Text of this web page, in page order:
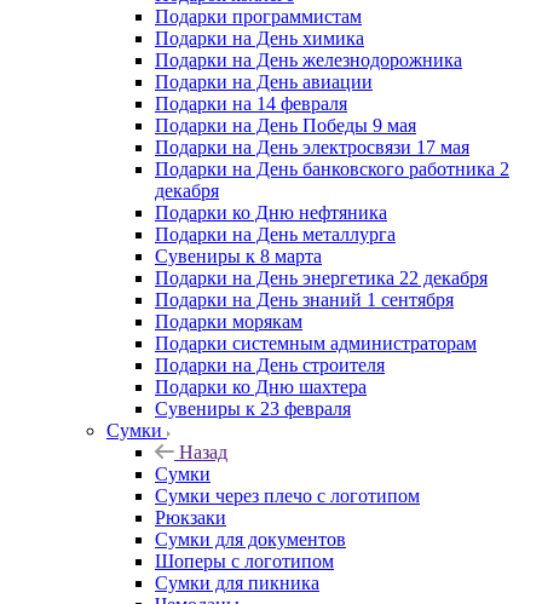
Подарки программистам
Подарки на День химика
Подарки на День железнодорожника
Подарки на День авиации
Подарки на 14 февраля
Подарки на День Победы 9 мая
Подарки на День электросвязи 17 мая
Подарки на День банковского работника 2
декабря
Подарки ко Дню нефтяника
Подарки на День металлурга
Сувениры к 8 марта
Подарки на День энергетика 22 декабря
Подарки на День знаний 1 сентября
Подарки морякам
Подарки системным администраторам
Подарки на День строителя
Подарки ко Дню шахтера
Сувениры к 23 февраля
Сумки
Назад
Сумки
Сумки через плечо с логотипом
Рюкзаки
Сумки для документов
Шоперы с логотипом
Сумки для пикника